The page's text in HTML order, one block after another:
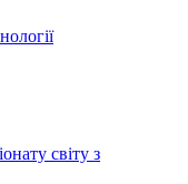
світу з